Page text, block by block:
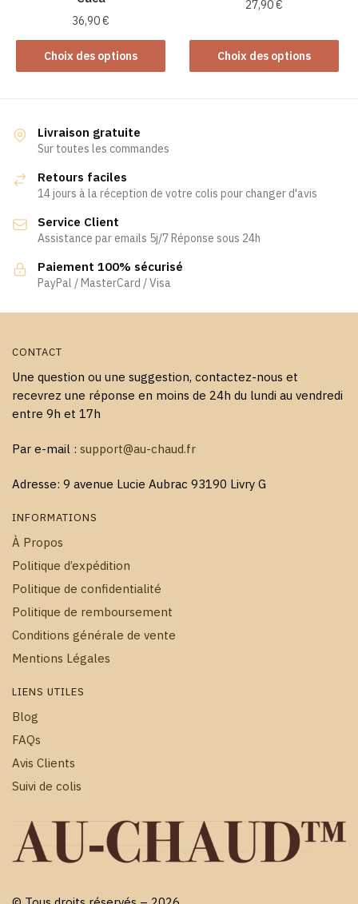
produit
produit
36,90€
Choix des options
Ce
produit
variations.
Les
peuvent
choisies
sur
la
page
27,90€
Choix des options
produit
a
être
Livraison gratuite
Sur toutes les commandes
Retours faciles
14 jours à la réception de votre colis pour changer d'avis
Service Client
Assistance par emails 5j/7 Réponse sous 24h
Paiement 100% sécurisé
PayPal / MasterCard / Visa
CONTACT
Une question ou une suggestion, contactez-nous et
recevrez une réponse en moins de 24h du lundi au vendredi
entre 9h et 17h
Par e-mail : support@au-chaud.fr
Adresse: 9 avenue Lucie Aubrac 93190 Livry G
INFORMATIONS
À Propos
Politique d’expédition
Politique de confidentialité
Politique de remboursement
Conditions générale de vente
Mentions Légales
LIENS UTILES
Blog
FAQs
Avis Clients
Suivi de colis